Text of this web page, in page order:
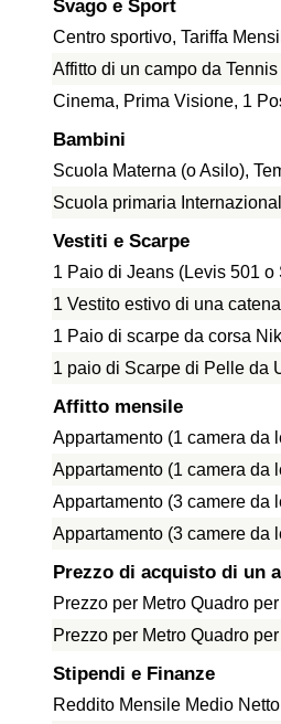
Svago e Sport
Centro sportivo, Tariffa
Affitto di un campo da
Cinema, Prima Visione, 1
Bambini
Scuola Materna (o Asilo),
Scuola primaria
Vestiti e Scarpe
1 Paio di Jeans (Levis 501 o
1 Vestito estivo di una
1 Paio di scarpe da corsa
1 paio di Scarpe di Pelle da
Affitto mensile
Appartamento (1 camera da
Appartamento (1 camera da
Appartamento (3 camere da
Appartamento (3 camere da
Prezzo di acquisto di un
Prezzo per Metro Quadro
Prezzo per Metro Quadro
Stipendi e Finanze
Reddito Mensile Medio